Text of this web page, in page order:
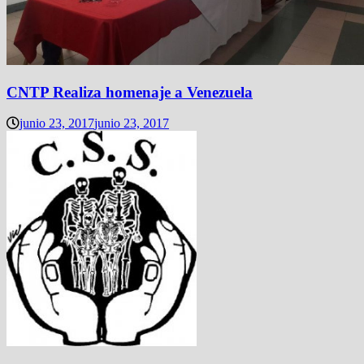
CNTP Realiza homenaje a Venezuela
junio 23, 2017junio 23, 2017